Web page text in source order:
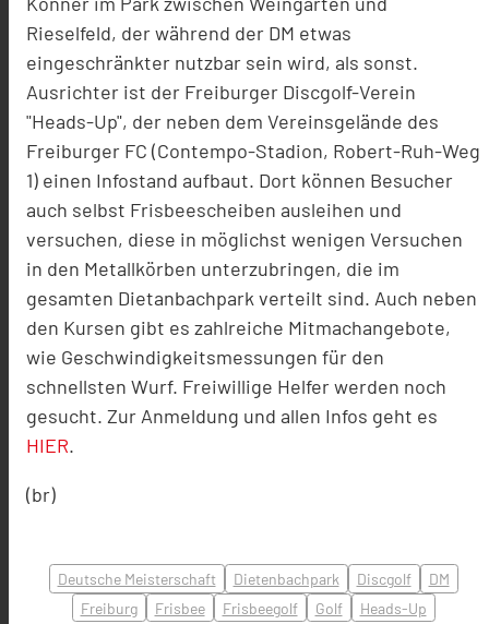
Rieselfeld, der während der DM etwas
eingeschränkter nutzbar sein wird, als sonst.
Ausrichter ist der Freiburger Discgolf-Verein
"Heads-Up", der neben dem Vereinsgelände des
Freiburger FC (Contempo-Stadion, Robert-Ruh-Weg
1) einen Infostand aufbaut. Dort können Besucher
auch selbst Frisbeescheiben ausleihen und
versuchen, diese in möglichst wenigen Versuchen
in den Metallkörben unterzubringen, die im
gesamten Dietanbachpark verteilt sind. Auch neben
den Kursen gibt es zahlreiche Mitmachangebote,
wie Geschwindigkeitsmessungen für den
schnellsten Wurf. Freiwillige Helfer werden noch
gesucht. Zur Anmeldung und allen Infos geht es
HIER.
(br)
Deutsche Meisterschaft Dietenbachpark Discgolf
DM
Freiburg
Frisbee Frisbeegolf Golf Heads-Up